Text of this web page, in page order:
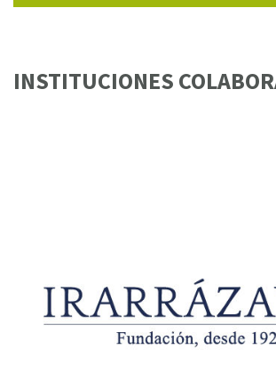
INSTITUCIONES